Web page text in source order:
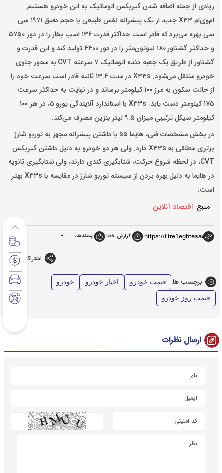
زیادی از جمله اضافه شدن گیربکس اتوماتیک به این خودرو هستیم.
ام‌وی‌ام X۳۳ جدید از یک پیشرانه نفس طبیعی با حجم دقیق ۱۹۷۱ سی
سی بهره می‌برد که قادر است حداکثر قدرت ۱۳۶ اسب بخار را در دور ۵۷۵۰
و حداکثر گشتاور ۱۸۰ نیوتون‌متر را در دور ۴۴۰۰ تولید کند و این قدرت و
گشتاور از طریق یک جعبه دنده اتوماتیک ۷ سرعته CVT به محور جلوی
خودرو منتقل می‌شود. X۳۳s در مدت ۱۳.۴ ثانیه قادر است سرعت خود را
از حالت سکون به مرز ۱۰۰ کیلومتر برساند و در نهایت به حداکثر سرعت
۱۷۵ کیلومتر دست یابد. X۳۳s با استاندارد آلایندگی یورو ۵، در هر ۱۰۰
کیلومتر سیکل ترکیبی میزان ۹.۵ لیتر بنزین مصرف می‌کند.
در بخش مشخصات فنی، هایما s۵ با داشتن پیشرانه‌ مجهز به توربو شارژ
برتری مطلقی به X۳۳s دارد. ولی هر دو خودرو به دلیل داشتن گیربکس
CVT، در لحظه شروع حرکت، شتابگیری کندی دارند، ولی شتابگیری ثانویه
در هایما به دلیل بهره بردن از سیستم توربو شارژ در مقایسه با X۳۳s بهتر
است.
منبع: اقتصاد آنلاین
گزارش خطا پسندها: 0
اشتراک گذاری
برچسب ها: قیمت خودرو اخبار خودرو خودرو
قیمت روز خودرو
ارسال نظرات